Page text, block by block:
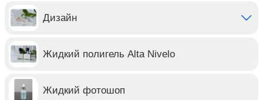
Дизайн
Жидкий полигель Alta Nivelo
Жидкий фотошоп